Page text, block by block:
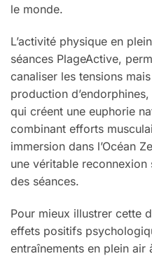
le monde.
L’activité physique en
séances PlageActive,
canaliser les tensions
production
qui créent une euphorie
combinant efforts
immersion dans l’Océan
une véritable
des séances.
Pour mieux illustrer cette
effets positifs
entraînements en plein air